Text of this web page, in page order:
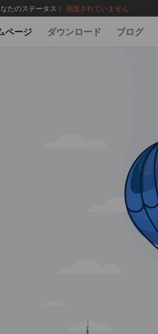
たのステータス： 保護されていません
ページ ダウンロード ブログ